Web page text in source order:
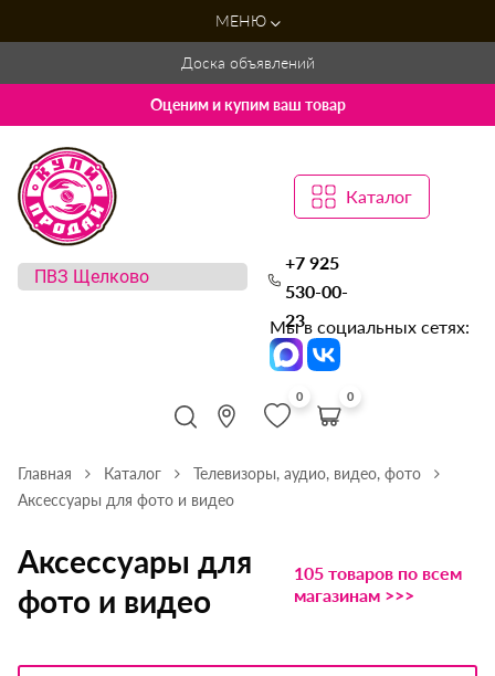
МЕНЮ
Доска объявлений
Оценим и купим ваш товар
Каталог
+7 925
530-00-
23
Мы в социальных сетях:
0 0
Главная Каталог
Телевизоры, аудио, видео, фото
Аксессуары для фото и видео
Аксессуары для
фото и видео
105 товаров по всем
магазинам >>>